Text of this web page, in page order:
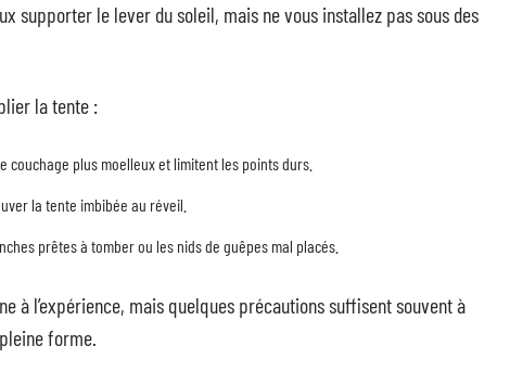
supporter le lever du soleil, mais ne vous installez pas sous des
la tente :
couchage plus moelleux et limitent les points durs.
la tente imbibée au réveil.
prêtes à tomber ou les nids de guêpes mal placés.
à l’expérience, mais quelques précautions suffisent souvent à
forme.